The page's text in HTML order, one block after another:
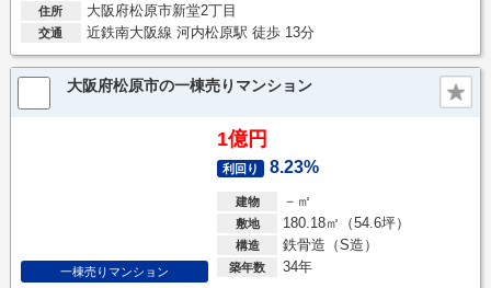
住所 大阪府松原市新堂2丁目
交通 近鉄南大阪線 河内松原駅 徒歩 13分
大阪府松原市の一棟売りマンション
一棟売りマンション
1億円
利回り 8.23%
建物 －㎡
敷地 180.18㎡（54.6坪）
構造 鉄骨造（S造）
築年数 34年